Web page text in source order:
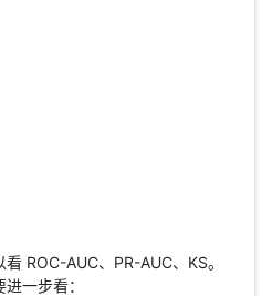
ROC-AUC、PR-AUC、KS。
一步看：